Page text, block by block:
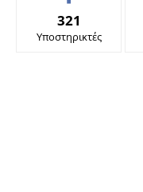
321
Υποστηρικτές